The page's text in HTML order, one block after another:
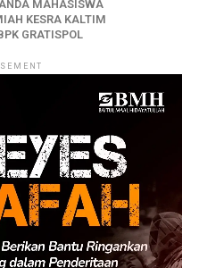
MAHASISWA
KESRA KALTIM
GRATISPOL